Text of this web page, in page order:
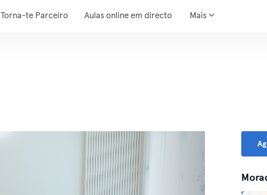
Torna-te Parceiro Aulas online em directo Mais